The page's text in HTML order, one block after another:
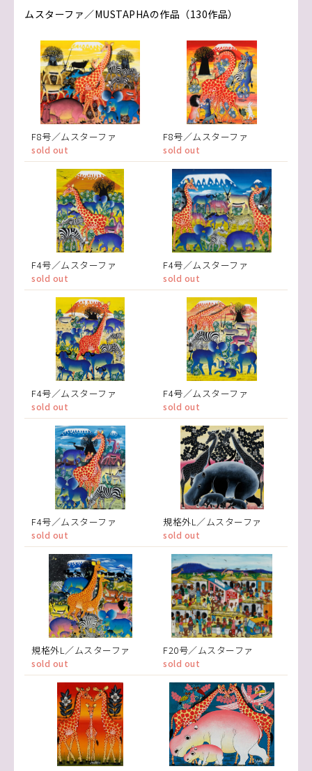
ムスターファ／MUSTAPHAの作品（130作品）
F8号／ムスターファ
sold out
F8号／ムスターファ
sold out
F4号／ムスターファ
sold out
F4号／ムスターファ
sold out
F4号／ムスターファ
sold out
F4号／ムスターファ
sold out
F4号／ムスターファ
sold out
規格外L／ムスターファ
sold out
規格外L／ムスターファ
sold out
F20号／ムスターファ
sold out